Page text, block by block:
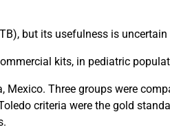
but its usefulness is uncertain
kits, in pediatric
Three groups were
criteria were the gold